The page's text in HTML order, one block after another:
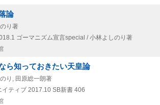
論
り著
ゴーマニズム宣言special / 小林よしのり著
ら知っておきたい天皇論
り, 田原総一朗著
イティブ 2017.10 SB新書 406